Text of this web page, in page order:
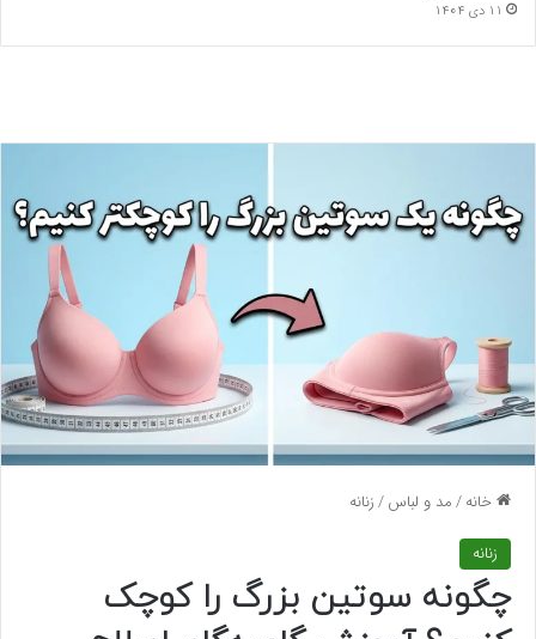
11 دی 1404